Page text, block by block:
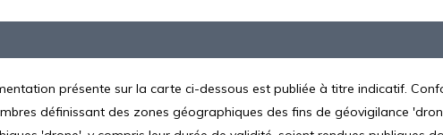
présente sur la carte ci-dessous est publiée à titre indicatif.
définissant des zones géographiques des fins de géovigilance